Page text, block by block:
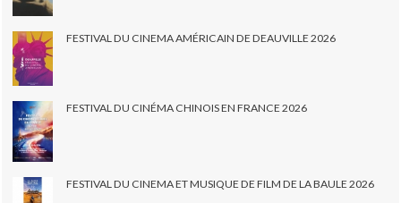
FESTIVAL DU CINEMA AMÉRICAIN DE DEAUVILLE 2026
FESTIVAL DU CINÉMA CHINOIS EN FRANCE 2026
FESTIVAL DU CINEMA ET MUSIQUE DE FILM DE LA BAULE 2026